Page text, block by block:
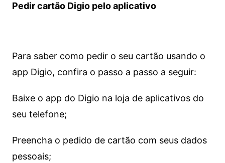
Pedir cartão Digio pelo aplicativo
Para saber como pedir o seu cartão usando o
app Digio, confira o passo a passo a seguir:
Baixe o app do Digio na loja de aplicativos do
seu telefone;
Preencha o pedido de cartão com seus dados
pessoais;